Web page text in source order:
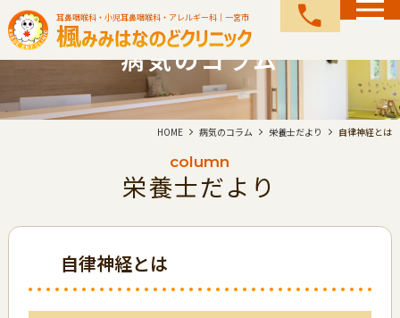
耳鼻咽喉科・小児耳鼻咽喉科・アレルギー科｜一宮市 call
病気のコラム
HOME 病気のコラム 栄養士だより 自律神経とは
column
栄養士だより
自律神経とは